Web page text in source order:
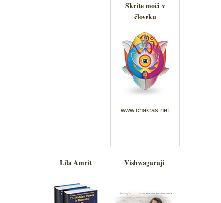
Skrite moči v
človeku
www.chakras.net
Lila Amrit Vishwaguruji